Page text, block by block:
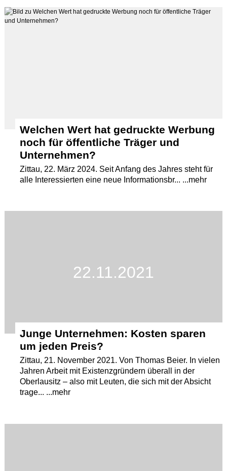
Welchen Wert hat gedruckte Werbung
noch für öffentliche Träger und
Unternehmen?
Zittau, 22. März 2024. Seit Anfang des Jahres steht für
alle Interessierten eine neue Informationsbr... ...mehr
22.11.2021
Junge Unternehmen: Kosten sparen
um jeden Preis?
Zittau, 21. November 2021. Von Thomas Beier. In vielen
Jahren Arbeit mit Existenzgründern überall in der
Oberlausitz – also mit Leuten, die sich mit der Absicht
trage... ...mehr